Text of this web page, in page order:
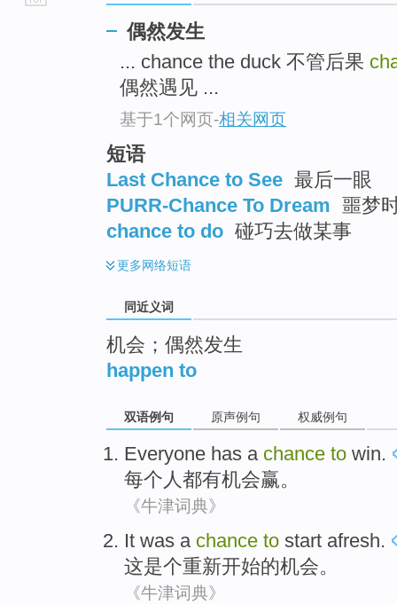
偶然发生
... chance the duck 不管后果
偶然遇见 ...
基于1个网页-相关网页
短语
Last Chance to See 最后一眼
PURR-Chance To Dream 噩梦
chance to do 碰巧去做某事
更多网络短语
同近义词
机会；偶然发生
happen to
双语例句 原声例句 权威例句
Everyone has a chance to win.
每个人都有机会赢。
《牛津词典》
It was a chance to start afresh.
这是个重新开始的机会。
《牛津词典》